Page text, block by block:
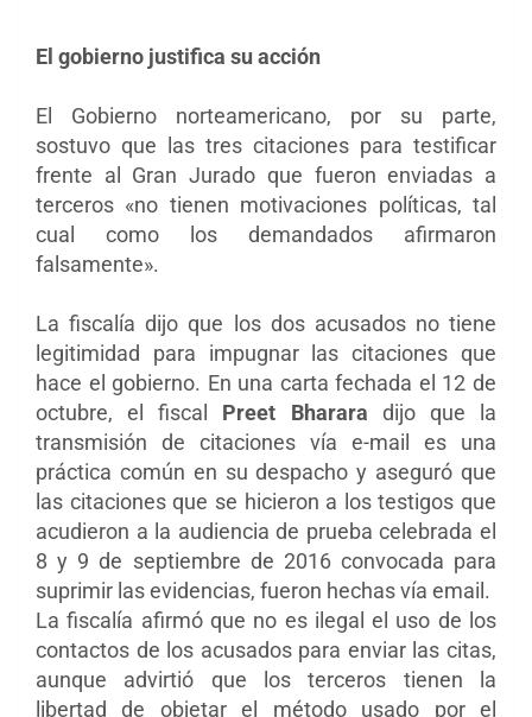
El gobierno justifica su acción
El Gobierno norteamericano, por su parte,
sostuvo que las tres citaciones para testificar
frente al Gran Jurado que fueron enviadas a
terceros «no tienen motivaciones políticas, tal
cual como los demandados afirmaron
falsamente».
La fiscalía dijo que los dos acusados​​no tiene
legitimidad para impugnar las citaciones que
hace el gobierno. En una carta fechada el 12 de
octubre, el fiscal Preet Bharara dijo que la
transmisión de citaciones vía e-mail es una
práctica común en su despacho y aseguró que
las citaciones que se hicieron a los testigos que
acudieron a la audiencia de prueba celebrada el
8 y 9 de septiembre de 2016 convocada para
suprimir las evidencias, fueron hechas vía email.
La fiscalía afirmó que no es ilegal el uso de los
contactos de los acusados para enviar las citas,
aunque advirtió que los terceros tienen la
libertad de objetar el método usado por el